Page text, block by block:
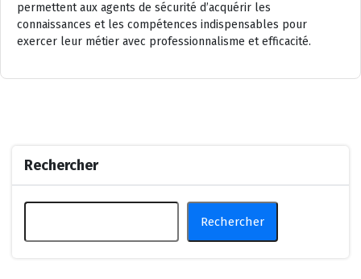
permettent aux agents de sécurité d’acquérir les
connaissances et les compétences indispensables pour
exercer leur métier avec professionnalisme et efficacité.
Rechercher
Rechercher